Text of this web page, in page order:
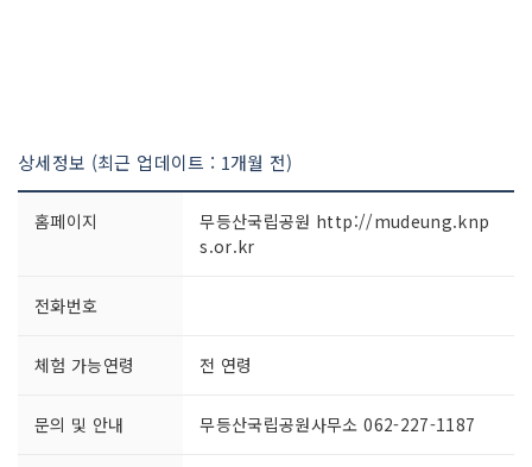
상세정보 (최근 업데이트 : 1개월 전)
홈페이지
무등산국립공원 http://mudeung.knp
s.or.kr
전화번호
체험 가능연령 전 연령
문의 및 안내 무등산국립공원사무소 062-227-1187